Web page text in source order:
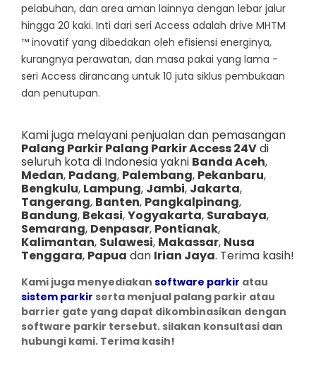
pelabuhan, dan area aman lainnya dengan lebar jalur
hingga 20 kaki. Inti dari seri Access adalah drive MHTM
™ inovatif yang dibedakan oleh efisiensi energinya,
kurangnya perawatan, dan masa pakai yang lama -
seri Access dirancang untuk 10 juta siklus pembukaan
dan penutupan.
Kami juga melayani penjualan dan pemasangan
Palang Parkir Palang Parkir Access 24Vdi
seluruh kota di Indonesia yakni Banda Aceh,
Medan, Padang, Palembang, Pekanbaru,
Bengkulu, Lampung, Jambi, Jakarta,
Tangerang, Banten, Pangkalpinang,
Bandung, Bekasi,Yogyakarta, Surabaya,
Semarang, Denpasar, Pontianak,
Kalimantan, Sulawesi, Makassar, Nusa
Tenggara, Papua dan Irian Jaya. Terima kasih!
Kami juga menyediakan software parkir atau
sistem parkir serta menjual palang parkir atau
barrier gate yang dapat dikombinasikan dengan
software parkir tersebut. silakan konsultasi dan
hubungi kami. Terima kasih!